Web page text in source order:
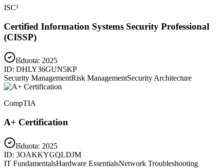
ISC²
Certified Information Systems Security Professional
(CISSP)
Išduota: 2025
ID: DHLY36GUN5KP
Security ManagementRisk ManagementSecurity Architecture
CompTIA
A+ Certification
Išduota: 2025
ID: 3OAKKYGQLDJM
IT FundamentalsHardware EssentialsNetwork Troubleshooting